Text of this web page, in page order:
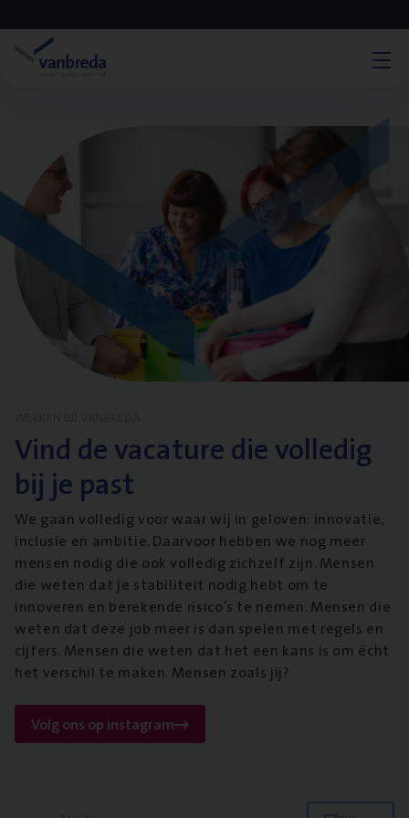
Vind de vacature die volledig
bij je past
We gaan volledig voor waar wij in geloven: innovatie,
inclusie en ambitie. Daarvoor hebben we nog meer
mensen nodig die ook volledig zichzelf zijn. Mensen
die weten dat je stabiliteit nodig hebt om te
innoveren en berekende risico’s te nemen. Mensen die
weten dat deze job meer is dan spelen met regels en
cijfers. Mensen die weten dat het een kans is om écht
het verschil te maken. Mensen zoals jij?
Volg ons op instagram